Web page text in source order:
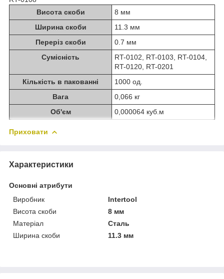
Висота скоби
8 мм
Ширина скоби
11.3 мм
Переріз скоби
0.7 мм
Сумісність
RT-0102, RT-0103, RT-0104,
RT-0120, RT-0201
Кількість в пакованні
1000 од.
Вага
0,066 кг
Об'єм
0,000064 куб.м
Приховати
Характеристики
Основні атрибути
Виробник
Intertool
Висота скоби
8 мм
Матеріал
Сталь
Ширина скоби
11.3 мм